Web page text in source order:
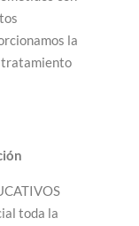
la
tratamiento
toda la